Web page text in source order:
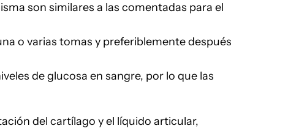
son similares a las comentadas para el
o varias tomas y preferiblemente después
de glucosa en sangre, por lo que las
del cartílago y el líquido articular,